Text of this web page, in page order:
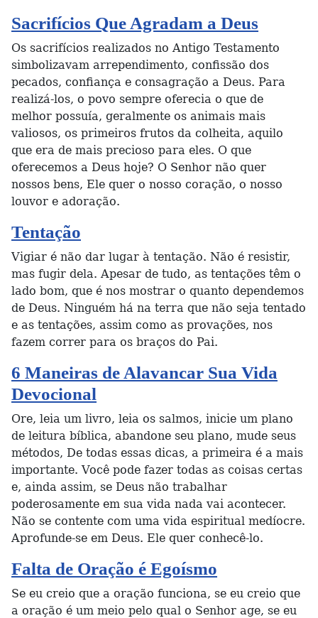
Sacrifícios Que Agradam a Deus
Os sacrifícios realizados no Antigo Testamento
simbolizavam arrependimento, confissão dos
pecados, confiança e consagração a Deus. Para
realizá-los, o povo sempre oferecia o que de
melhor possuía, geralmente os animais mais
valiosos, os primeiros frutos da colheita, aquilo
que era de mais precioso para eles. O que
oferecemos a Deus hoje? O Senhor não quer
nossos bens, Ele quer o nosso coração, o nosso
louvor e adoração.
Tentação
Vigiar é não dar lugar à tentação. Não é resistir,
mas fugir dela. Apesar de tudo, as tentações têm o
lado bom, que é nos mostrar o quanto dependemos
de Deus. Ninguém há na terra que não seja tentado
e as tentações, assim como as provações, nos
fazem correr para os braços do Pai.
6 Maneiras de Alavancar Sua Vida
Devocional
Ore, leia um livro, leia os salmos, inicie um plano
de leitura bíblica, abandone seu plano, mude seus
métodos, De todas essas dicas, a primeira é a mais
importante. Você pode fazer todas as coisas certas
e, ainda assim, se Deus não trabalhar
poderosamente em sua vida nada vai acontecer.
Não se contente com uma vida espiritual medíocre.
Aprofunde-se em Deus. Ele quer conhecê-lo.
Falta de Oração é Egoísmo
Se eu creio que a oração funciona, se eu creio que
a oração é um meio pelo qual o Senhor age, se eu